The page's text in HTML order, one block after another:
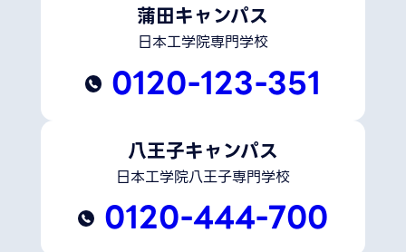
蒲田キャンパス
日本工学院専門学校
0120-123-351
八王子キャンパス
日本工学院八王子専門学校
0120-444-700